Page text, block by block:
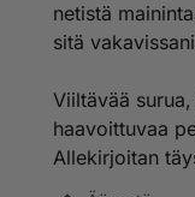
netistä
sitä
Viiltävää
haavoittuvaa
Allekirjoitan